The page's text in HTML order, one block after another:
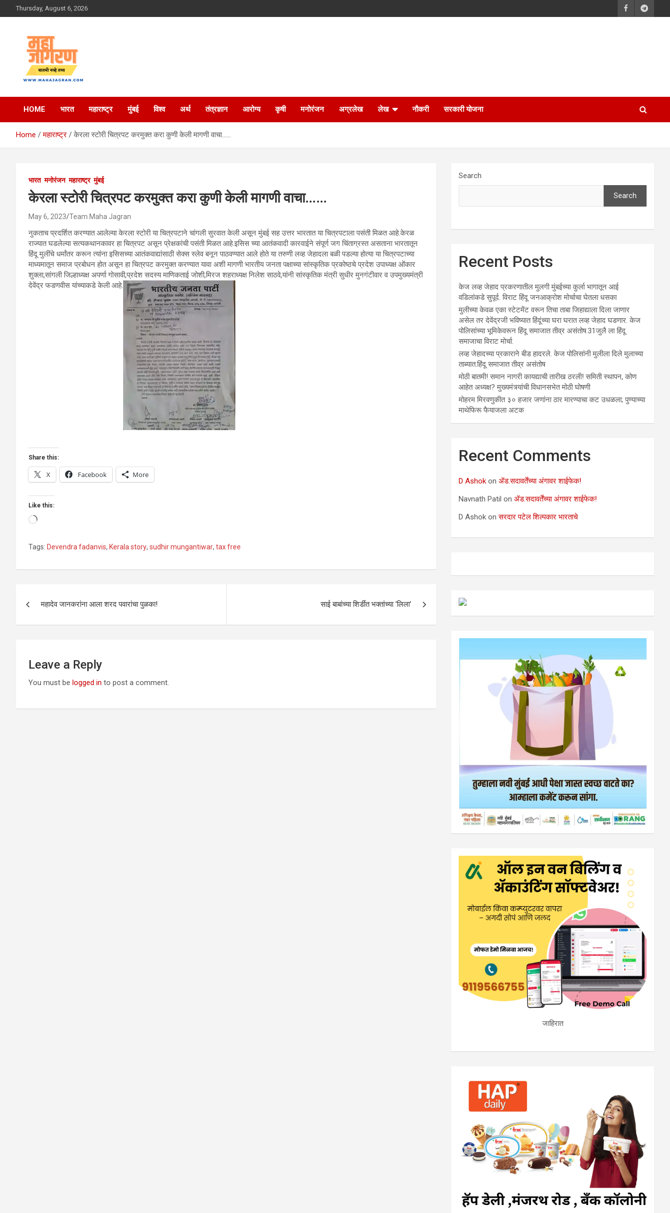
to
Thursday, August 6, 2026
महा जागरण
HOME भारत महाराष्ट्र मुंबई विश्व अर्थ तंत्रज्ञान आरोग्य कृषी मनोरंजन अग्रलेख लेख नौकरी सरकारी योजना
Home महाराष्ट्र केरला स्टोरी चित्रपट करमुक्त करा कुणी केली मागणी वाचा……
भारत मनोरंजन महाराष्ट्र मुंबई
केरला स्टोरी चित्रपट करमुक्त करा कुणी केली मागणी वाचा……
May 6, 2023 Team Maha Jagran
नुकताच प्रदर्शित करण्यात आलेल्या केरला स्टोरी या चित्रपटाने चांगली सुरवात केली असून मुंबई सह उत्तर भारतात या चित्रपटाला पसंती मिळत आहे.केरळ
राज्यात घडलेल्या सत्यकथानकावर हा चित्रपट असून प्रेक्षकांची पसंती मिळत आहे.इसिस च्या आतंकवादी कारवाईने संपूर्ण जग चिंताग्रस्त असताना भारतातून
हिंदू मुलींचे धर्मांतर करून त्यांना इसिसच्या आतंकवाद्यांसाठी सेक्स स्लेव बनून पाठवण्यात आले होते या तरुणी लव्ह जेहादला बळी पडल्या होत्या या चित्रपटाच्या
माध्यमातून समाज प्रबोधन होत असून हा चित्रपट करमुक्त करण्यात यावा अशी मागणी भारतीय जनता पक्षाच्या सांस्कृतिक प्रकोष्ठचे प्रदेश उपाध्यक्ष ओंकार
शुक्ला,सांगली जिल्हाध्यक्ष अपर्णा गोसावी,प्रदेश सदस्य माणिकताई जोशी,मिरज शहराध्यक्ष निलेश साठवे,यांनी सांस्कृतिक मंत्री सुधीर मुनगंटीवार व उपमुख्यमंत्री
देवेंद्र फडणवीस यांच्याकडे केली आहे.
Share this:
X Facebook More
Like this:
Loading…
Tags: Devendra fadanvis, Kerala story, sudhir mungantiwar, tax free
महादेव जानकरांना आला शरद पवारांचा पुळका! साई बाबांच्या शिर्डीत भक्तांच्या ‘लिला’
Leave a Reply
You must be logged in to post a comment.
Search
Search
Recent Posts
केज लव्ह जेहाद प्रकरणातील मुलगी मुंबईच्या कुर्ला भागातून आई
वडिलांकडे सुपूर्द. विराट हिंदू जनआक्रोश मोर्चाचा घेतला धसका
मुलीच्या केवळ एका स्टेटमेंट वरून तिचा ताबा जिहाद्याला दिला जाणार
असेल तर देवेंद्रजी भविष्यात हिंदूंच्या घरा घरात लव्ह जेहाद घडणार. केज
पोलिसांच्या भूमिकेवरून हिंदू समाजात तीव्र असंतोष.31जुलै ला हिंदू
समाजाचा विराट मोर्चा.
लव्ह जेहादच्या प्रकाराने बीड हादरले. केज पोलिसांनी मुलीला दिले मुलाच्या
ताब्यात.हिंदू समाजात तीव्र असंतोष
मोठी बातमी! समान नागरी कायद्याची तारीख ठरली! समिती स्थापन, कोण
आहेत अध्यक्ष? मुख्यमंत्र्यांची विधानसभेत मोठी घोषणी
मोहरम मिरवणुकीत ३० हजार जणांना ठार मारण्‍याचा कट उधळला; पुण्‍याच्‍या
माथेफिरू फैयाजला अटक
Recent Comments
D Ashok onॲड.सदावर्तेंच्या अंगावर शाईफेक!
Navnath Patil onॲड.सदावर्तेंच्या अंगावर शाईफेक!
D Ashok onसरदार पटेल शिल्पकार भारताचे
जाहिरात